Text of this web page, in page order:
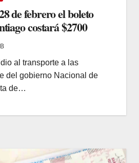
de febrero el boleto
costará $2700
al transporte a las
del gobierno Nacional de
de…